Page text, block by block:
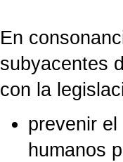
En
subyacentes
con la
prevenir
humanos